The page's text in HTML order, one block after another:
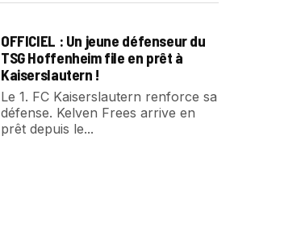
OFFICIEL : Un jeune défenseur du
TSG Hoffenheim file en prêt à
Kaiserslautern !
Le 1. FC Kaiserslautern renforce sa
défense. Kelven Frees arrive en
prêt depuis le...